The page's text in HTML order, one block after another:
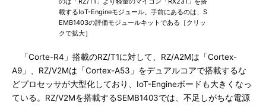
載するIoT-Engineモジュール。手前にあるのは、S
EMB1403の評価モジュールキットである［クリッ
クで拡大］
「Corte-R4」搭載のRZ/T1に対して、RZ/A2Mは「Cortex-
A9」、RZ/V2Mは「Cortex-A53」をデュアルコアで搭載するな
どプロセッサが大型化しており、IoT-Engineボードも大きくなっ
ている。RZ/V2Mを搭載するSEMB1403では、不足しがちな電源